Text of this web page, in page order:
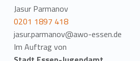
Jasur Parmanov
0201 1897 418
jasur.parmanov@awo-essen.de
Im Auftrag von